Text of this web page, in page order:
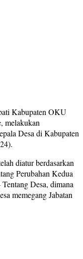
Kabupaten OKU
melakukan
Desa di Kabupaten
diatur berdasarkan
Perubahan Kedua
Desa, dimana
memegang Jabatan